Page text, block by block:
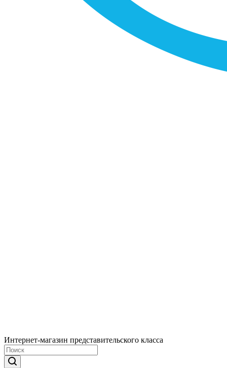
Интернет-магазин представительского класса